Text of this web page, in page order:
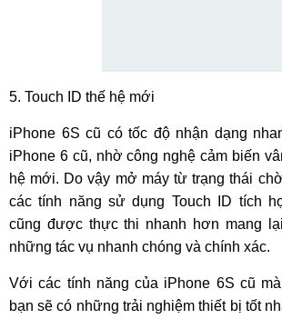
5. Touch ID thế hệ mới
iPhone 6S cũ có tốc độ nhận dạng
iPhone 6 cũ, nhờ công nghệ cảm biến
hệ mới. Do vậy mở máy từ trạng thái
các tính năng sử dụng Touch ID tích
cũng được thực thi nhanh hơn mang
những tác vụ nhanh chóng và chính xác.
Với các tính năng của iPhone 6S cũ
bạn sẽ có những trải nghiệm thiết bị tốt